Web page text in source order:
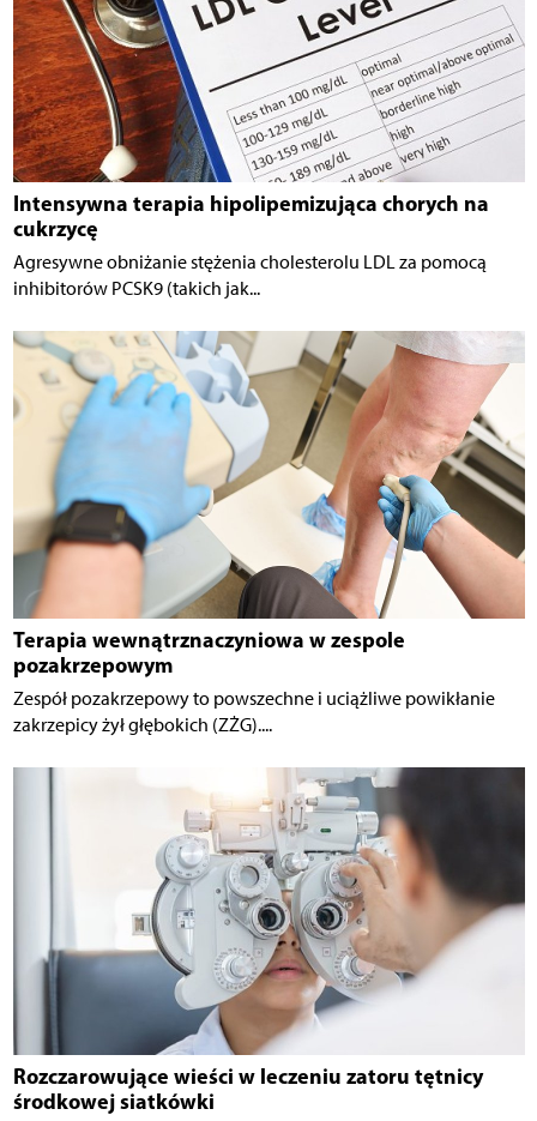
Intensywna terapia hipolipemizująca chorych na
cukrzycę
Agresywne obniżanie stężenia cholesterolu LDL za pomocą
inhibitorów PCSK9 (takich jak...
Terapia wewnątrznaczyniowa w zespole
pozakrzepowym
Zespół pozakrzepowy to powszechne i uciążliwe powikłanie
zakrzepicy żył głębokich (ZŻG)....
Rozczarowujące wieści w leczeniu zatoru tętnicy
środkowej siatkówki